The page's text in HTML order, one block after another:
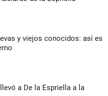
y viejos conocidos: así es
a De la Espriella a la